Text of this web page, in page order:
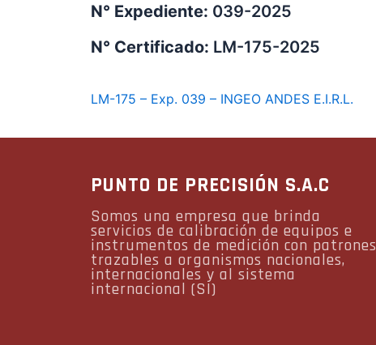
N° Expediente: 039-2025
N° Certificado: LM-175-2025
LM-175 – Exp. 039 – INGEO ANDES E.I.R.L.
PUNTO DE PRECISIÓN S.A.C
Somos una empresa que brinda
servicios de calibración de equipos e
instrumentos de medición con patrones
trazables a organismos nacionales,
internacionales y al sistema
internacional (SI)